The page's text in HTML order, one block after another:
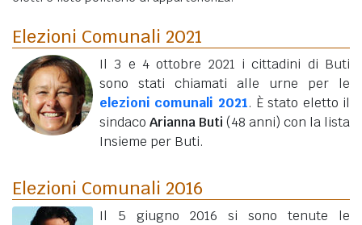
Elezioni Comunali 2021
Il 3 e 4 ottobre 2021 i cittadini di Buti
sono stati chiamati alle urne per le
elezioni comunali 2021. È stato eletto il
sindaco Arianna Buti (48 anni) con la lista
Insieme per Buti.
Elezioni Comunali 2016
Il 5 giugno 2016 si sono tenute le